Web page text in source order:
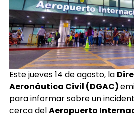
Este jueves 14 de agosto, la
Aeronáutica Civil (DGAC)
para informar sobre un
cerca delAeropuerto